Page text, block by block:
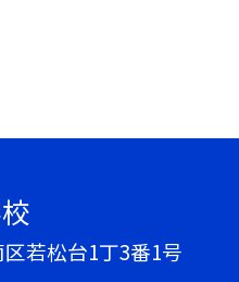
若松台1丁3番1号